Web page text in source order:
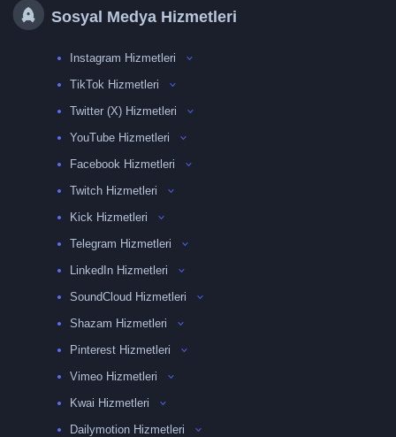
Sosyal Medya Hizmetleri
Instagram Hizmetleri
TikTok Hizmetleri
Twitter (X) Hizmetleri
YouTube Hizmetleri
Facebook Hizmetleri
Twitch Hizmetleri
Kick Hizmetleri
Telegram Hizmetleri
LinkedIn Hizmetleri
SoundCloud Hizmetleri
Shazam Hizmetleri
Pinterest Hizmetleri
Vimeo Hizmetleri
Kwai Hizmetleri
Dailymotion Hizmetleri